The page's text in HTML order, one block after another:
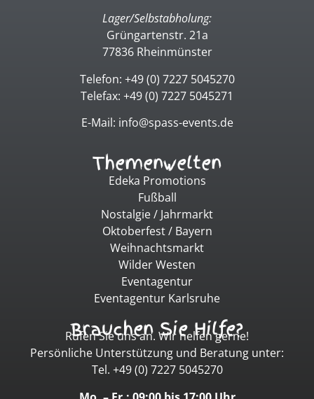
Lager/Selbstabholung:
Grüngartenstr. 21a
77836 Rheinmünster
Telefon: +49 (0) 7227 5045270
Telefax: +49 (0) 7227 5045271
E-Mail: info@spass-events.de
Themenwelten
Edeka Promotions
Fußball
Nostalgie / Jahrmarkt
Oktoberfest / Bayern
Weihnachtsmarkt
Wilder Westen
Eventagentur
Eventagentur Karlsruhe
Brauchen Sie Hilfe?
Rufen Sie uns an. Wir helfen gerne!
Persönliche Unterstützung und Beratung unter:
Tel. +49 (0) 7227 5045270